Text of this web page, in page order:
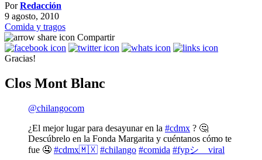
PorRedacción
9 agosto, 2010
Comida y tragos
Compartir
Gracias!
Clos Mont Blanc
@chilangocom
¿El mejor lugar para desayunar en la #cdmx ? 🤔
Descúbrelo en la Fonda Margarita y cuéntanos cómo te
fue 🤤 #cdmx🇲🇽 #chilango #comida #fypシ゚viral